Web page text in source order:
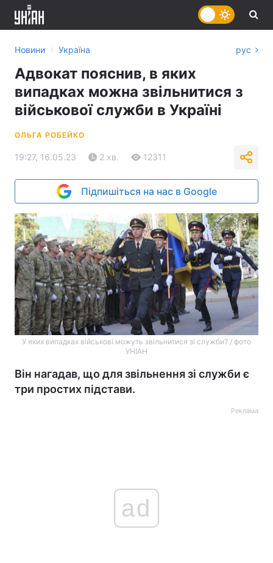
Новини › Україна рус
Адвокат пояснив, в яких
випадках можна звільнитися з
військової служби в Україні
ОЛЬГА РОБЕЙКО
19:27, 16.05.23 2 хв. 12311
Підпишіться на нас в Google
У яких випадках військові можуть звільнитися зі служби? / фото
УНІАН
Він нагадав, що для звільнення зі служби є
три простих підстави.
Реклама
ad